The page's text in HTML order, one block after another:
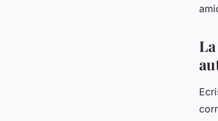
5 min de lecture